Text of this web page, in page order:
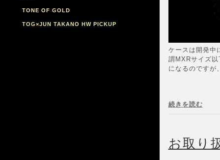
TONE OF GOLD
TOG×JUN TAKANO HW PICKUP
ケースは開発中
謂MXRサイズ
になるのですが
続きを読む
お取り